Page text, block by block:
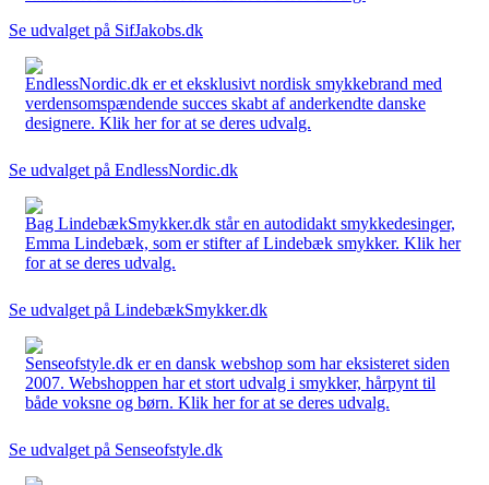
Se udvalget på SifJakobs.dk
EndlessNordic.dk er et eksklusivt nordisk smykkebrand med
verdensomspændende succes skabt af anderkendte danske
designere. Klik her for at se deres udvalg.
Se udvalget på EndlessNordic.dk
Bag LindebækSmykker.dk står en autodidakt smykkedesinger,
Emma Lindebæk, som er stifter af Lindebæk smykker. Klik her
for at se deres udvalg.
Se udvalget på LindebækSmykker.dk
Senseofstyle.dk er en dansk webshop som har eksisteret siden
2007. Webshoppen har et stort udvalg i smykker, hårpynt til
både voksne og børn. Klik her for at se deres udvalg.
Se udvalget på Senseofstyle.dk